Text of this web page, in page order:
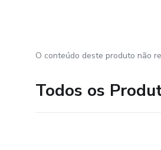
O conteúdo deste produto não
Todos os